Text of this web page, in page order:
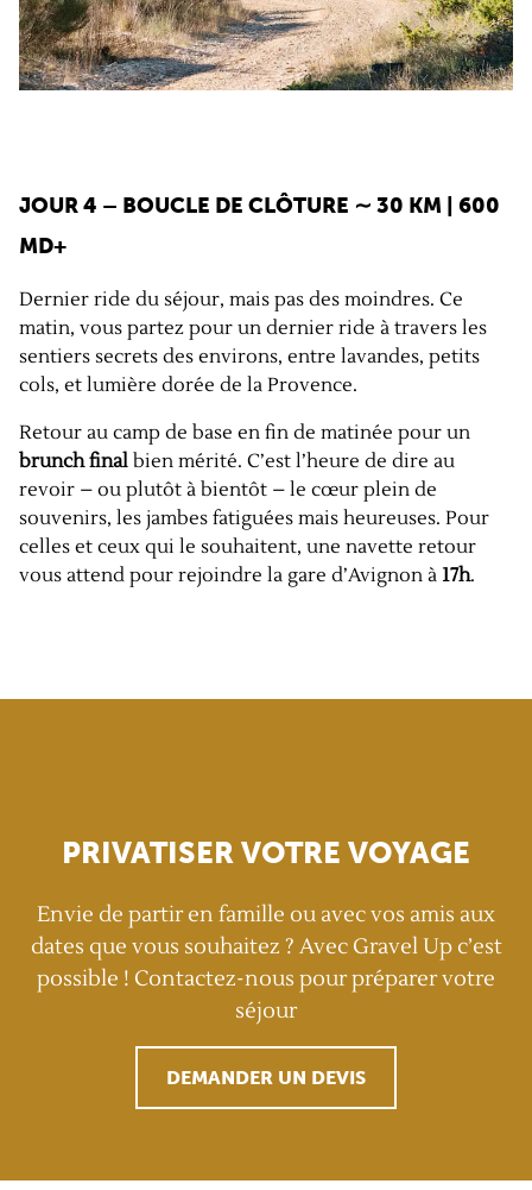
JOUR 4 – BOUCLE DE CLÔTURE ∼ 30 KM | 600
MD+
Dernier ride du séjour, mais pas des moindres. Ce
matin, vous partez pour un dernier ride à travers les
sentiers secrets des environs, entre lavandes, petits
cols, et lumière dorée de la Provence.
Retour au camp de base en fin de matinée pour un
brunch final bien mérité. C’est l’heure de dire au
revoir – ou plutôt à bientôt – le cœur plein de
souvenirs, les jambes fatiguées mais heureuses. Pour
celles et ceux qui le souhaitent, une navette retour
vous attend pour rejoindre la gare d’Avignon à 17h.
PRIVATISER VOTRE VOYAGE
Envie de partir en famille ou avec vos amis aux
dates que vous souhaitez ? Avec Gravel Up c’est
possible ! Contactez-nous pour préparer votre
séjour
DEMANDER UN DEVIS